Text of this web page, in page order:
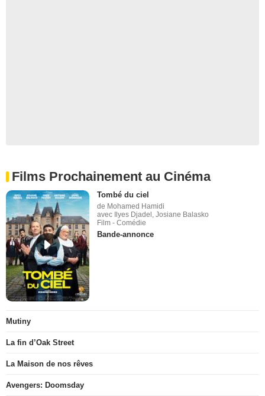
Films Prochainement au Cinéma
Tombé du ciel
de Mohamed Hamidi
avec Ilyes Djadel, Josiane Balasko
Film - Comédie
Bande-annonce
Mutiny
La fin d’Oak Street
La Maison de nos rêves
Avengers: Doomsday